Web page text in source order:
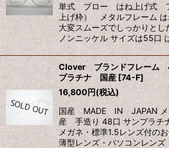
単式 ブロー はね上げ式
上げ枠） メタルフレーム
大変スムーズでしっかりと
ノンニッケル サイズは55口
Clover ブランドフレー
プラチナ 国産 [74-F]
16,800円(税込)
国産 MADE IN JAPAN メ
産 手造り 48口 サンプラチ
メガネ・標準1.5レンズ付の
薄型レンズ・パソコンレン